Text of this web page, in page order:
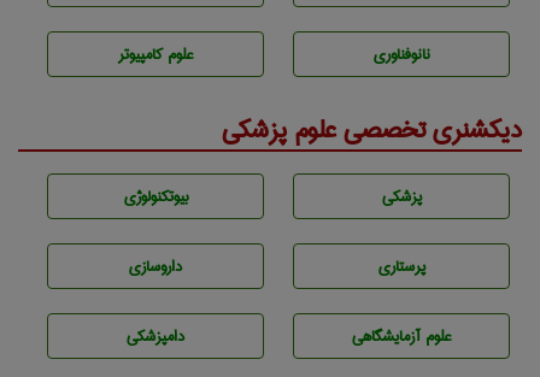
نانوفناوری علوم کامپیوتر
دیکشنری تخصصی علوم پزشکی
پزشكی بيوتكنولوژی
پرستاری داروسازی
علوم آزمايشگاهی دامپزشكی